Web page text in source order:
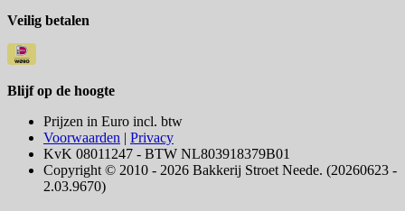
Veilig betalen
Blijf op de hoogte
Prijzen in Euro incl. btw
Voorwaarden | Privacy
KvK 08011247 - BTW NL803918379B01
Copyright © 2010 - 2026 Bakkerij Stroet Neede. (20260623 -
2.03.9670)